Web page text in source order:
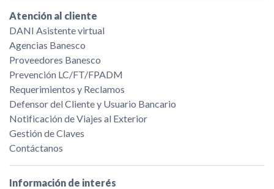
Atención al cliente
DANI Asistente virtual
Agencias Banesco
Proveedores Banesco
Prevención LC/FT/FPADM
Requerimientos y Reclamos
Defensor del Cliente y Usuario Bancario
Notificación de Viajes al Exterior
Gestión de Claves
Contáctanos
Información de interés